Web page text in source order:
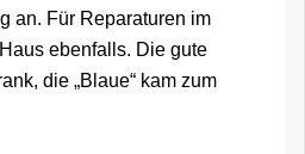
an. Für Reparaturen im
ebenfalls. Die gute
die „Blaue“ kam zum